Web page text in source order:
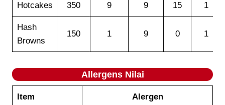
Hotcakes 350 9 9 15 1
Hash
Browns
150 1 9 0 1
Allergens Nilai
Item Alergen